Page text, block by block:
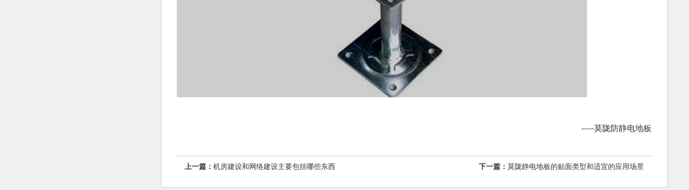
-----莫陇防静电地板
上一篇： 机房建设和网络建设主要包括哪些东西 下一篇： 莫陇静电地板的贴面类型和适宜的应用场景